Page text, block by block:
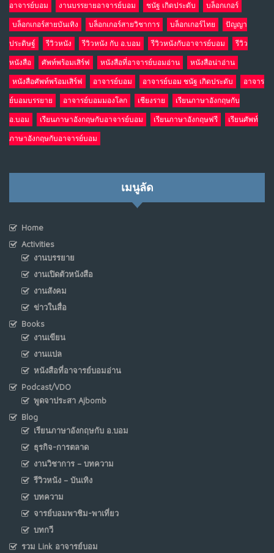
อาจารย์บอม งานบรรยายอาจารย์บอม ชนัฐ เกิดประดับ บล็อกเกอร์
บล็อกเกอร์สายบันเทิง บล็อกเกอร์สายวิชาการ บล็อกเกอร์ไทย ปัญญา
ประดิษฐ์ รีวิวหนัง รีวิวหนัง กับ อ.บอม รีวิวหนังกับอาจารย์บอม รีวิว
หนังสือ ศัพท์พร้อมเสิร์ฟ หนังสือที่อาจารย์บอมอ่าน หนังสือน่าอ่าน
หนังสือศัพท์พร้อมเสิร์ฟ อาจารย์บอม อาจารย์บอม ชนัฐ เกิดประดับ อาจาร
ย์บอมบรรยาย อาจารย์บอมมองโลก เชียงราย เรียนภาษาอังกฤษกับ
อ.บอม เรียนภาษาอังกฤษกับอาจารย์บอม เรียนภาษาอังกฤษฟรี เรียนศัพท์
ภาษาอังกฤษกับอาจารย์บอม
เมนูลัด
Home
Activities
งานบรรยาย
งานเปิดตัวหนังสือ
งานสังคม
ข่าวในสื่อ
Books
งานเขียน
งานแปล
หนังสือที่อาจารย์บอมอ่าน
Podcast/VDO
พูดจาประสา Ajbomb
Blog
เรียนภาษาอังกฤษกับ อ.บอม
ธุรกิจ-การตลาด
งานวิชาการ – บทความ
รีวิวหนัง – บันเทิง
บทความ
จารย์บอมพาชิม-พาเที่ยว
บทกวี
รวม Link อาจารย์บอม